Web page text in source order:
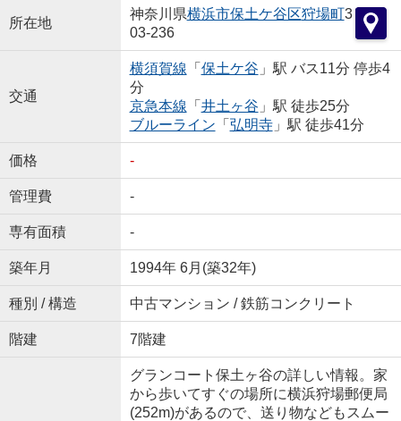
所在地
神奈川県横浜市保土ケ谷区狩場町3
03-236
交通
横須賀線 「 保土ケ谷 」駅 バス11分 停歩4
分
京急本線 「 井土ヶ谷 」駅 徒歩25分
ブルーライン 「 弘明寺」駅 徒歩41分
価格 -
管理費 -
専有面積 -
築年月 1994年 6月(築32年)
種別 / 構造 中古マンション / 鉄筋コンクリート
階建 7階建
グランコート保土ヶ谷の詳しい情報。家
から歩いてすぐの場所に横浜狩場郵便局
(252m)があるので、送り物などもスムー